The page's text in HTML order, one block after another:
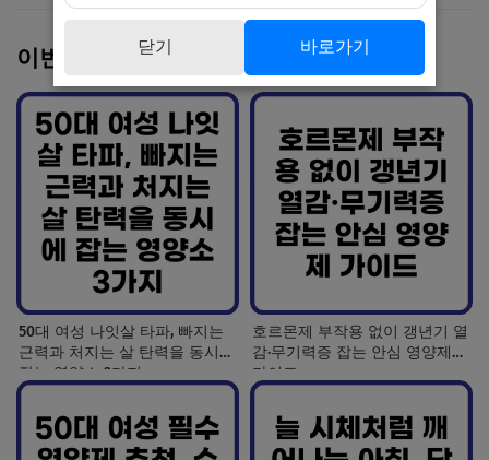
이번 주 인기 글
50대 여성 나잇살 타파, 빠지는
근력과 처지는 살 탄력을 동시에
잡는 영양소 3가지
호르몬제 부작용 없이 갱년기 열
감·무기력증 잡는 안심 영양제
가이드
닫기 바로가기